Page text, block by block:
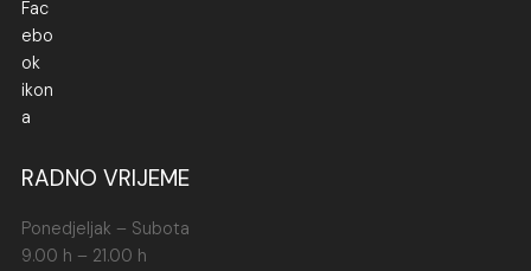
RADNO VRIJEME
Ponedjeljak – Subota
9.00 h – 21.00 h